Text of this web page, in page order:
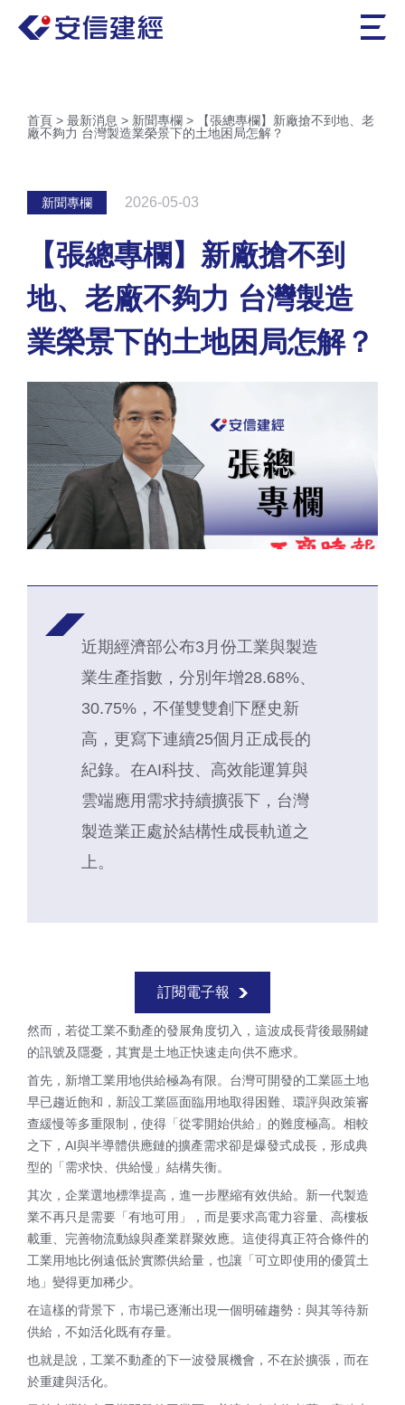
首頁 > 最新消息 > 新聞專欄 >
【張總專欄】新廠搶不到地、老
廠不夠力 台灣製造業榮景下的土地困局怎解？
新聞專欄 2026-05-03
【張總專欄】新廠搶不到
地、老廠不夠力 台灣製造
業榮景下的土地困局怎解？
近期經濟部公布3月份工業與製造
業生產指數，分別年增28.68%、
30.75%，不僅雙雙創下歷史新
高，更寫下連續25個月正成長的
紀錄。在AI科技、高效能運算與
雲端應用需求持續擴張下，台灣
製造業正處於結構性成長軌道之
上。
訂閱電子報
然而，若從工業不動產的發展角度切入，這波成長背後最關鍵
的訊號及隱憂，其實是土地正快速走向供不應求。
首先，新增工業用地供給極為有限。台灣可開發的工業區土地
早已趨近飽和，新設工業區面臨用地取得困難、環評與政策審
查緩慢等多重限制，使得「從零開始供給」的難度極高。相較
之下，AI與半導體供應鏈的擴產需求卻是爆發式成長，形成典
型的「需求快、供給慢」結構失衡。
其次，企業選地標準提高，進一步壓縮有效供給。新一代製造
業不再只是需要「有地可用」，而是要求高電力容量、高樓板
載重、完善物流動線與產業群聚效應。這使得真正符合條件的
工業用地比例遠低於實際供給量，也讓「可立即使用的優質土
地」變得更加稀少。
在這樣的背景下，市場已逐漸出現一個明確趨勢：與其等待新
供給，不如活化既有存量。
也就是說，工業不動產的下一波發展機會，不在於擴張，而在
於重建與活化。